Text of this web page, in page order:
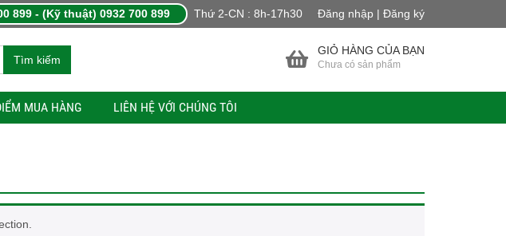
899 - (Kỹ thuật) 0932 700 899 Thứ 2-CN : 8h-17h30 Đăng nhập | Đăng ký
Tìm kiếm
GIỎ HÀNG CỦA BẠN
Chưa có sản phẩm
MUA HÀNG LIÊN HỆ VỚI CHÚNG TÔI